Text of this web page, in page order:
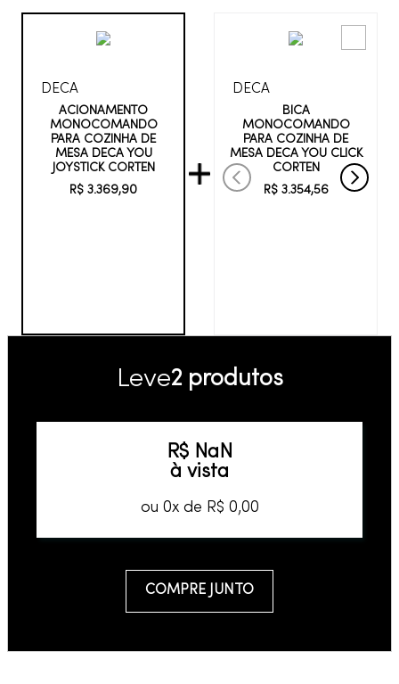
DECA
ACIONAMENTO
MONOCOMANDO
PARA COZINHA DE
MESA DECA YOU
JOYSTICK CORTEN
R$ 3.369,90
DECA
BICA
MONOCOMANDO
PARA COZINHA DE
MESA DECA YOU CLICK
CORTEN
R$ 3.354,56
Leve2 produtos
R$ NaN
à vista
ou 0x de R$ 0,00
COMPRE JUNTO